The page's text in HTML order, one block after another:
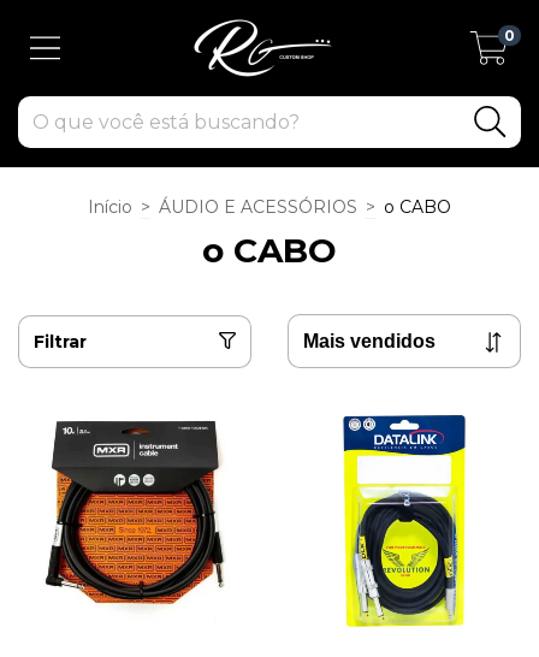
0
Início > ÁUDIO E ACESSÓRIOS > o CABO
o CABO
Filtrar